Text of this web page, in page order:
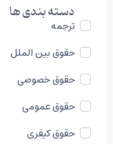
دسته بندی ها
ترجمه
حقوق بین الملل
حقوق خصوصی
حقوق عمومی
حقوق کیفری